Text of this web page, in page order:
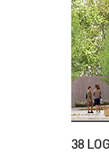
38